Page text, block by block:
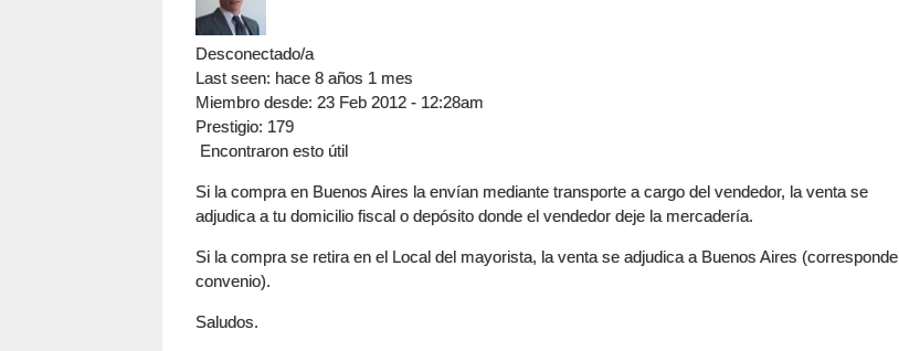
Desconectado/a
Last seen: hace 8 años 1 mes
Miembro desde: 23 Feb 2012 - 12:28am
Prestigio: 179
Encontraron esto útil
Si la compra en Buenos Aires la envían mediante transporte a cargo del vendedor, la venta se
adjudica a tu domicilio fiscal o depósito donde el vendedor deje la mercadería.
Si la compra se retira en el Local del mayorista, la venta se adjudica a Buenos Aires (corresponde
convenio).
Saludos.